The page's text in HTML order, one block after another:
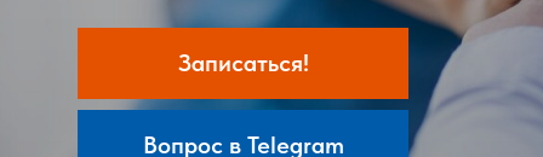
Вопрос в Telegram
Записаться!